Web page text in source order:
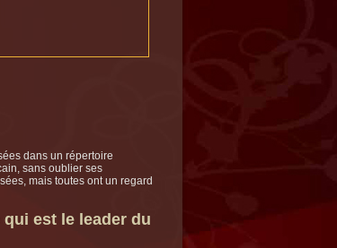
dans un répertoire
sans oublier ses
mais toutes ont un regard
est le leader du